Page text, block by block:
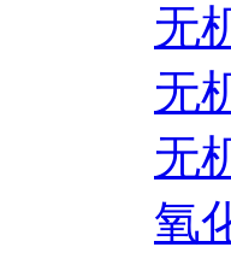
无
无
无
氧